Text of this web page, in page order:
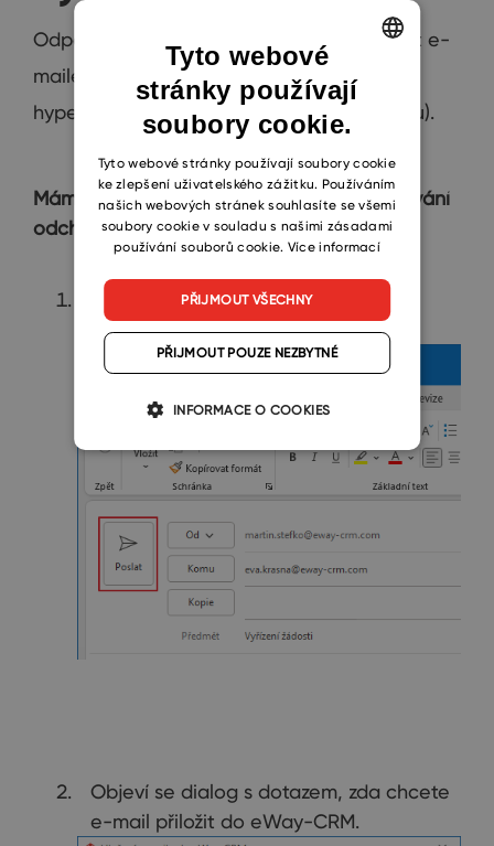
Odpověď budeme v tomto případě posílat e-
mailem (buď jako přílohu nebo ve formě
hypertextového odkazu na stažení souboru).
Mám aktivní funkci pro automatické sledování
odchozí pošty
Sestavte e-mail a stiskněte tlačítko
Poslat.
Objeví se dialog s dotazem, zda chcete
e-mail přiložit do eWay-CRM.
ENGLISH
CZECH
SLOVAK
Tyto webové
stránky používají
soubory cookie.
Tyto webové stránky používají soubory cookie
ke zlepšení uživatelského zážitku. Používáním
našich webových stránek souhlasíte se všemi
soubory cookie v souladu s našimi zásadami
používání souborů cookie. Více informací
PŘIJMOUT VŠECHNY
PŘIJMOUT POUZE NEZBYTNÉ
INFORMACE O COOKIES